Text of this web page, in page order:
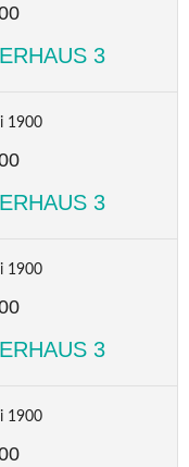
3
1900
3
1900
3
1900